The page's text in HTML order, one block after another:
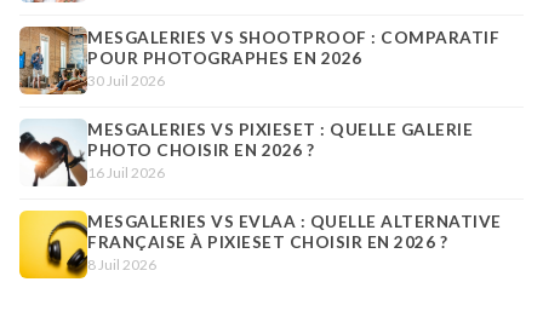
MESGALERIES VS SHOOTPROOF : COMPARATIF
POUR PHOTOGRAPHES EN 2026
30 Juil 2026
MESGALERIES VS PIXIESET : QUELLE GALERIE
PHOTO CHOISIR EN 2026 ?
16 Juil 2026
MESGALERIES VS EVLAA : QUELLE ALTERNATIVE
FRANÇAISE À PIXIESET CHOISIR EN 2026 ?
8 Juil 2026